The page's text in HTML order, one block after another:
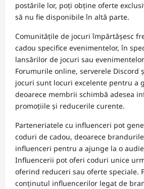
postările lor, poți obține oferte
să nu fie disponibile în altă parte.
Comunitățile de jocuri împărtășesc
cadou specifice evenimentelor, în
lansărilor de jocuri sau
Forumurile online, serverele Discord
jocuri sunt locuri excelente pentru a
deoarece membrii schimbă adesea
promoțiile și reducerile curente.
Parteneriatele cu influenceri pot
coduri de cadou, deoarece
influenceri pentru a ajunge la o
Influencerii pot oferi coduri unice
oferind reduceri sau oferte speciale.
conținutul influencerilor legat de